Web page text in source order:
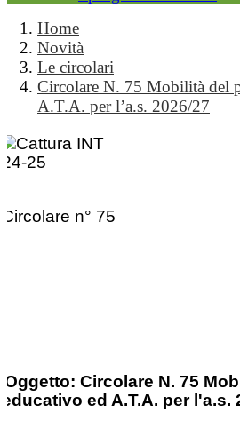
Home
Novità
Le circolari
Circolare N. 75 Mobilità del
A.T.A. per l’a.s. 2026/27
Circolare n° 75
Oggetto: Circolare N. 75
educativo ed A.T.A. per l'a.s.